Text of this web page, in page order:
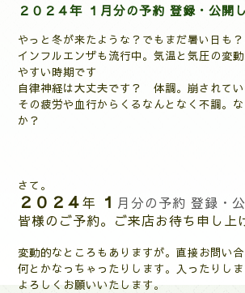
２０２４年 １月分の予約 登録・公開
やっと冬が来たような？でもまだ暑い日も
インフルエンザも流行中。気温と気圧の変
やすい時期です
自律神経は大丈夫です？ 体調。崩されて
その疲労や血行からくるなんとなく不調。
か？
さて。
２０２４年 １ 月分の予約 登録・
皆様のご予約。ご来店お待ち申し上
変動的なところもありますが。直接お問い合
何とかなっちゃったりします。入ったりしま
よろしくお願いいたします。